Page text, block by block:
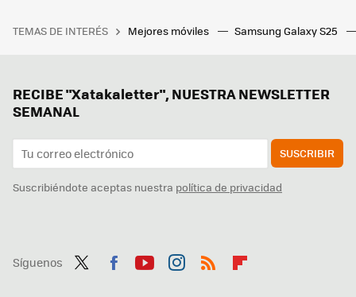
TEMAS DE INTERÉS Mejores móviles Samsung Galaxy S25
RECIBE "Xatakaletter", NUESTRA NEWSLETTER
SEMANAL
SUSCRIBIR
Suscribiéndote aceptas nuestra política de privacidad
Síguenos